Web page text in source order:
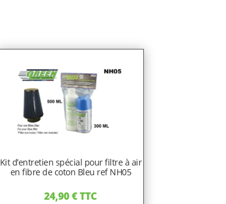
Kit d’entretien spécial pour filtre à air
en fibre de coton Bleu ref NH05
24,90€ TTC